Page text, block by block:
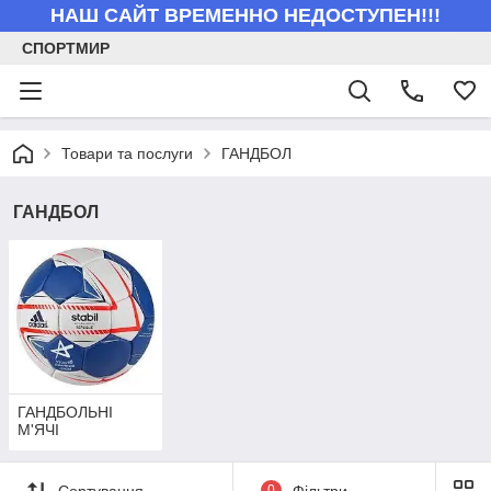
НАШ САЙТ ВРЕМЕННО НЕДОСТУПЕН!!!
СПОРТМИР
Товари та послуги ГАНДБОЛ
ГАНДБОЛ
ГАНДБОЛЬНІ
М'ЯЧІ